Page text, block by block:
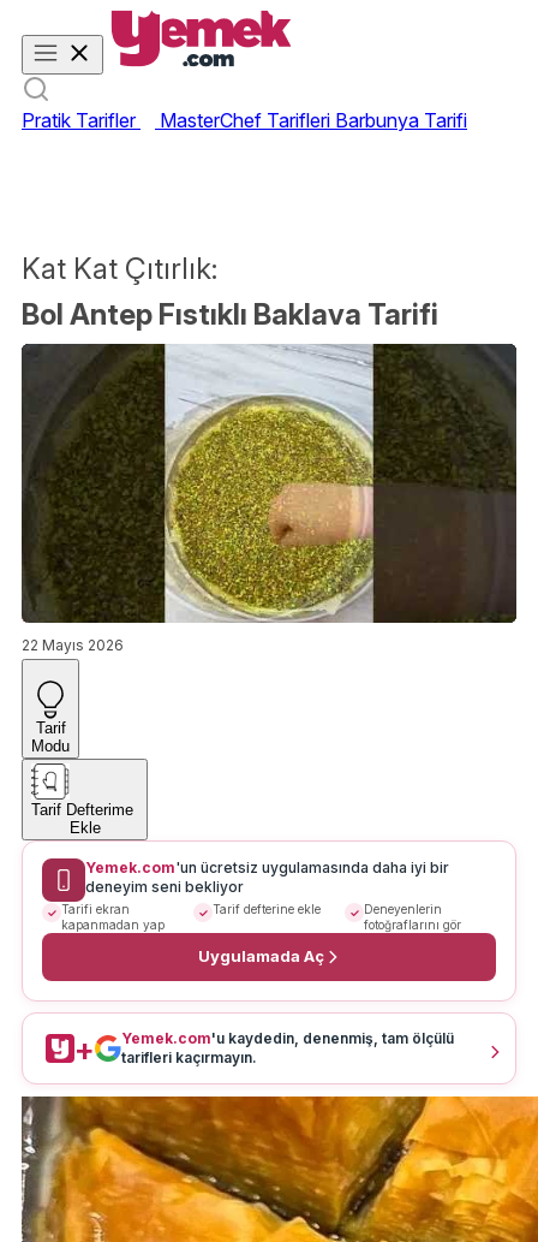
Pratik Tarifler MasterChef Tarifleri Barbunya Tarifi
Kat Kat Çıtırlık:
Bol Antep Fıstıklı Baklava Tarifi
22 Mayıs 2026
Tarif
Modu
Tarif Defterime
Ekle
Yemek.com'un ücretsiz uygulamasında daha iyi bir
deneyim seni bekliyor
Tarifi ekran
kapanmadan yap
Tarif defterine ekle
Deneyenlerin
fotoğraflarını gör
Uygulamada Aç
+ Yemek.com'u kaydedin, denenmiş, tam ölçülü
tarifleri kaçırmayın.